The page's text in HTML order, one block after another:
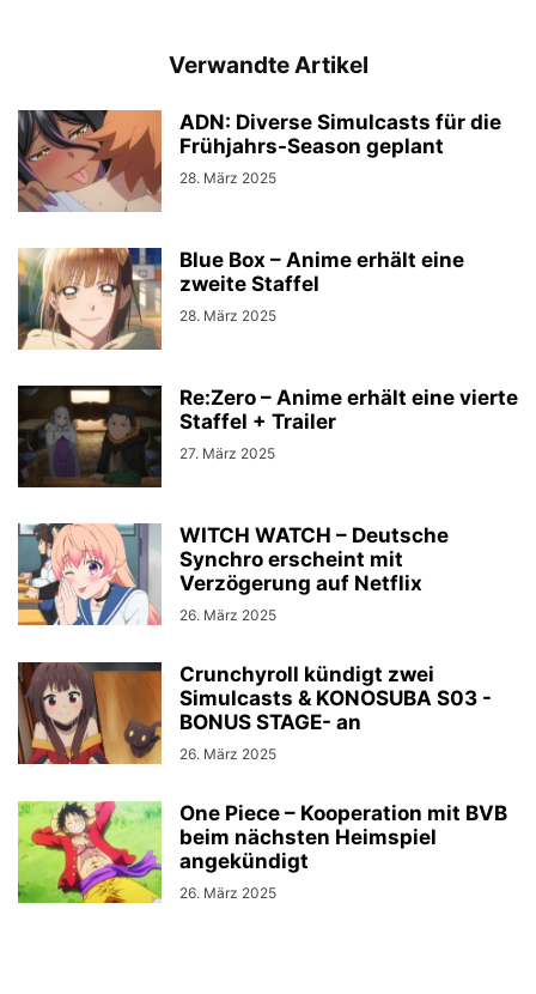
Verwandte Artikel
ADN: Diverse Simulcasts für die
Frühjahrs-Season geplant
28. März 2025
Blue Box – Anime erhält eine
zweite Staffel
28. März 2025
Re:Zero – Anime erhält eine vierte
Staffel + Trailer
27. März 2025
WITCH WATCH – Deutsche
Synchro erscheint mit
Verzögerung auf Netflix
26. März 2025
Crunchyroll kündigt zwei
Simulcasts & KONOSUBA S03 -
BONUS STAGE- an
26. März 2025
One Piece – Kooperation mit BVB
beim nächsten Heimspiel
angekündigt
26. März 2025